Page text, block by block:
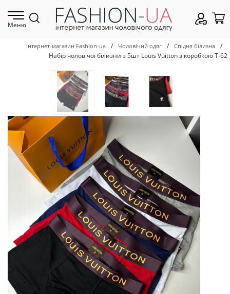
Меню
Інтернет-магазин Fashion-ua / Чоловічий одяг / Спідня білизна
/
Набір чоловічої білизни з 5шт Louis Vuitton з коробкою Т-62